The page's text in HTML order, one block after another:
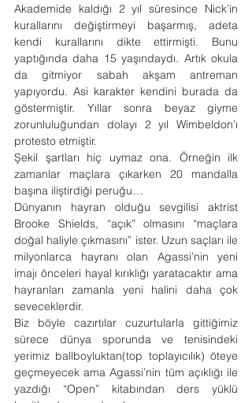
Akademide kaldığı 2 yıl süresince Nick’in
kurallarını değiştirmeyi başarmış, adeta
kendi kurallarını dikte ettirmişti. Bunu
yaptığında daha 15 yaşındaydı. Artık okula
da gitmiyor sabah akşam antreman
yapıyordu. Asi karakter kendini burada da
göstermiştir. Yıllar sonra beyaz giyme
zorunluluğundan dolayı 2 yıl Wimbeldon’ı
protesto etmiştir.
Şekil şartları hiç uymaz ona. Örneğin ilk
zamanlar maçlara çıkarken 20 mandalla
başına iliştirdiği peruğu…
Dünyanın hayran olduğu sevgilisi aktrist
Brooke Shields, “açık” olmasını “maçlara
doğal haliyle çıkmasını” ister. Uzun saçları ile
milyonlarca hayranı olan Agassi’nin yeni
imajı önceleri hayal kırıklığı yaratacaktır ama
hayranları zamanla yeni halini daha çok
seveceklerdir.
Biz böyle cazırtılar cuzurtularla gittiğimiz
sürece dünya sporunda ve tenisindeki
yerimiz ballboyluktan(top toplayıcılık) öteye
geçmeyecek ama Agassi’nin tüm açıklığı ile
yazdığı “Open” kitabından ders yüklü